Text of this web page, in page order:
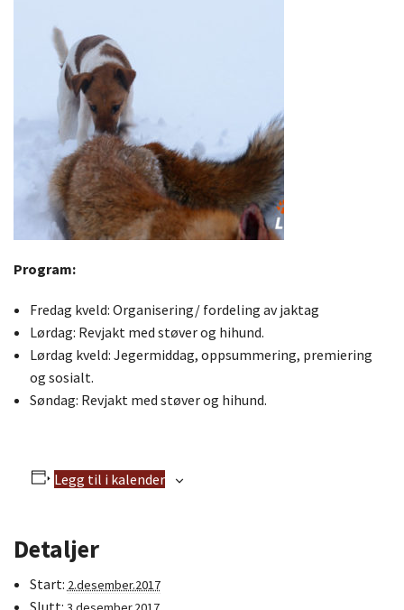
Program:
Fredag kveld: Organisering/ fordeling av jaktag
Lørdag: Revjakt med støver og hihund.
Lørdag kveld: Jegermiddag, oppsummering, premiering
og sosialt.
Søndag: Revjakt med støver og hihund.
Legg til i kalender
Detaljer
Start: 2.desember.2017
Slutt: